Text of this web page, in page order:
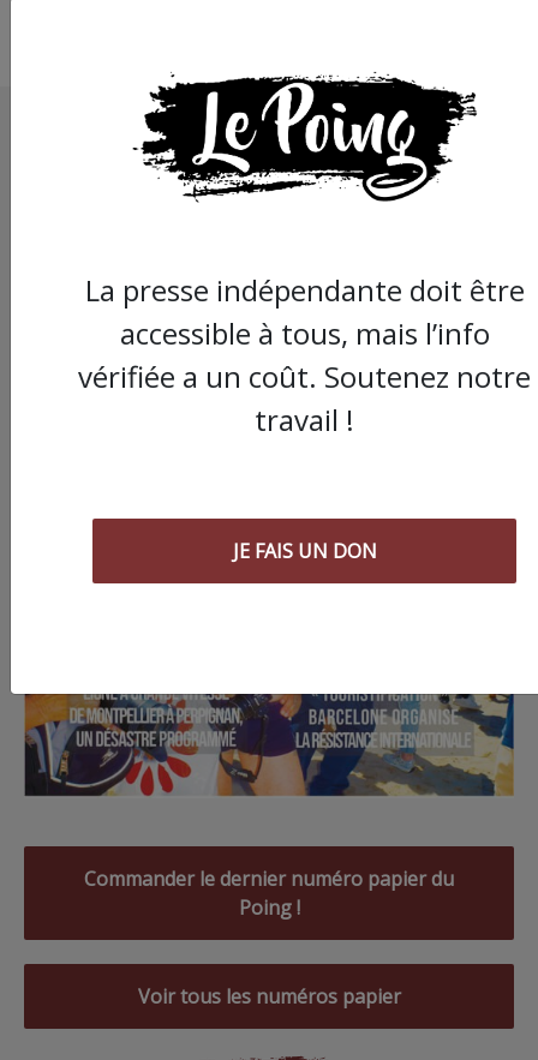
Commander le dernier numéro papier du
Poing !
Voir tous les numéros papier
La presse indépendante doit être
accessible à tous, mais l’info
vérifiée a un coût. Soutenez notre
travail !
JE FAIS UN DON